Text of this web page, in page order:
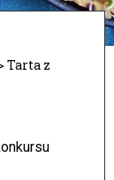
Tarta z